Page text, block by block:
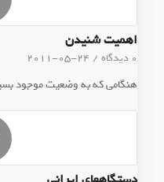
اهمیت شنیدن
0 دیدگاه /
2011-05-24
هنگامی که به وضعیت موجود